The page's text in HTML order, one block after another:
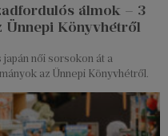
álmok – 3
Ünnepi Könyvhétről
női sorsokon át a
az Ünnepi Könyvhétről.